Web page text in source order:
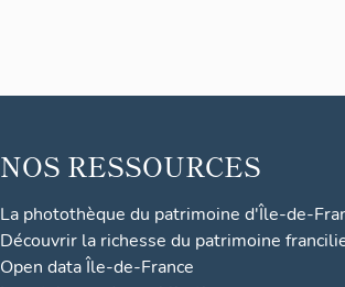
NOS RESSOURCES
La photothèque du patrimoine d'Île-de-
Découvrir la richesse du patrimoine
Open data Île-de-France